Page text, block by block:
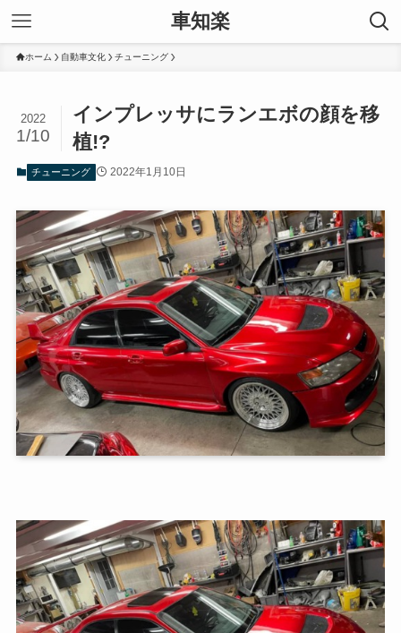
車知楽
ホーム 自動車文化 チューニング
インプレッサにランエボの顔を移
植!?
2022
1/10
チューニング 2022年1月10日